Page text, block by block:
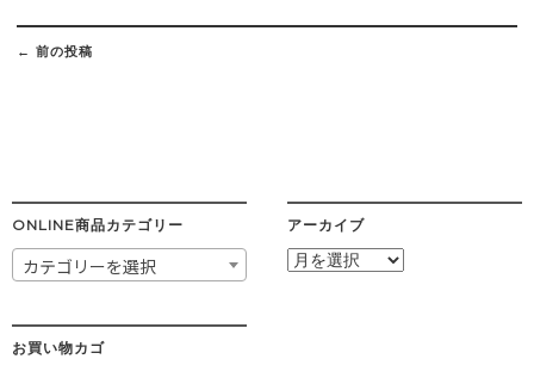
Post
navigation
← 前の投稿
ONLINE商品カテゴリー
カテゴリーを選択
アーカイブ
ア
お買い物カゴ